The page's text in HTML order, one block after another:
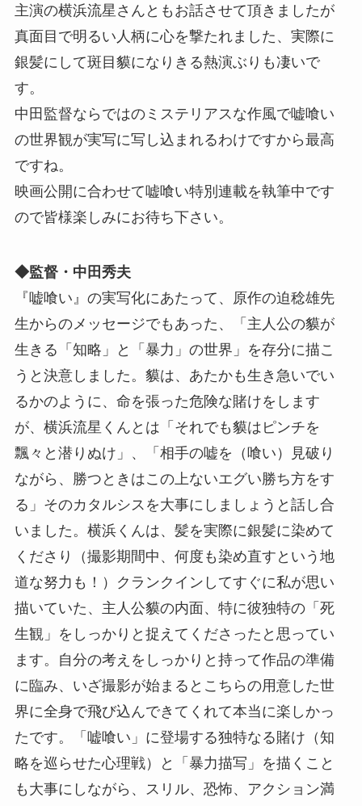
主演の横浜流星さんともお話させて頂きましたが
真面目で明るい人柄に心を撃たれました、実際に
銀髪にして斑目貘になりきる熱演ぶりも凄いで
す。
中田監督ならではのミステリアスな作風で嘘喰い
の世界観が実写に写し込まれるわけですから最高
ですね。
映画公開に合わせて嘘喰い特別連載を執筆中です
ので皆様楽しみにお待ち下さい。
◆監督・中田秀夫
『嘘喰い』の実写化にあたって、原作の迫稔雄先
生からのメッセージでもあった、「主人公の貘が
生きる「知略」と「暴力」の世界」を存分に描こ
うと決意しました。貘は、あたかも生き急いでい
るかのように、命を張った危険な賭けをします
が、横浜流星くんとは「それでも貘はピンチを
飄々と潜りぬけ」、「相手の嘘を（喰い）見破り
ながら、勝つときはこの上ないエグい勝ち方をす
る」そのカタルシスを大事にしましょうと話し合
いました。横浜くんは、髪を実際に銀髪に染めて
くださり（撮影期間中、何度も染め直すという地
道な努力も！）クランクインしてすぐに私が思い
描いていた、主人公貘の内面、特に彼独特の「死
生観」をしっかりと捉えてくださったと思ってい
ます。自分の考えをしっかりと持って作品の準備
に臨み、いざ撮影が始まるとこちらの用意した世
界に全身で飛び込んできてくれて本当に楽しかっ
たです。「嘘喰い」に登場する独特なる賭け（知
略を巡らせた心理戦）と「暴力描写」を描くこと
も大事にしながら、スリル、恐怖、アクション満